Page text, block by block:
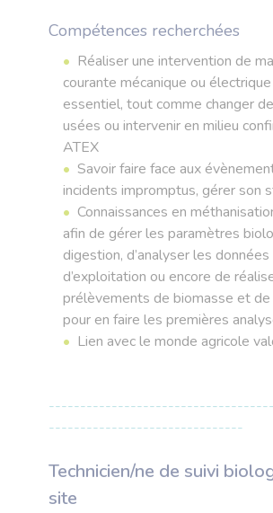
Compétences recherchées
Réaliser une intervention de
courante mécanique ou
essentiel, tout comme changer
usées ou intervenir en milieu
ATEX
Savoir faire face aux
incidents impromptus, gérer son
Connaissances en
afin de gérer les paramètres
digestion, d’analyser les données
d’exploitation ou encore de
prélèvements de biomasse et
pour en faire les premières
Lien avec le monde agricole
-------------------------------
Technicien/ne de suivi
site